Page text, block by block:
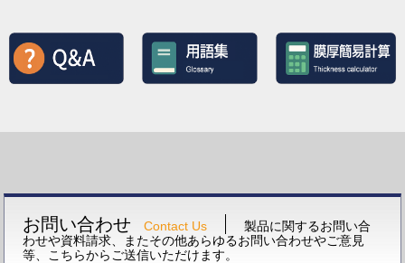
お問い合わせ Contact Us
製品に関するお問い合
わせや資料請求、またその他あらゆるお問い合わせやご意見
等、こちらからご送信いただけます。